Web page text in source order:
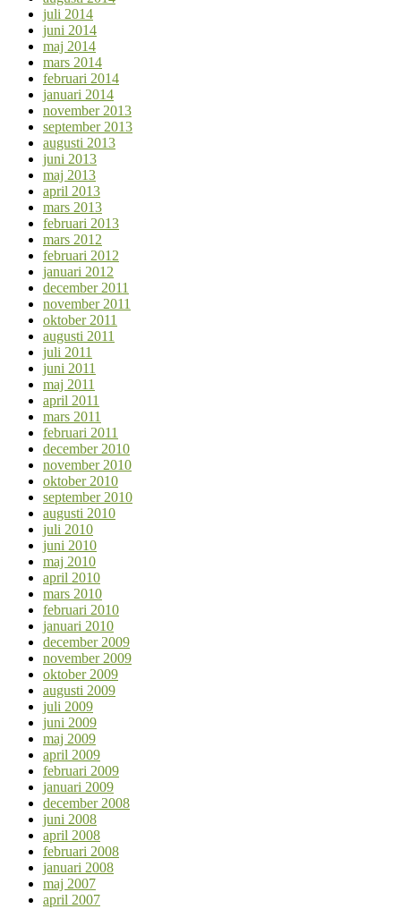
juli 2014
juni 2014
maj 2014
mars 2014
februari 2014
januari 2014
november 2013
september 2013
augusti 2013
juni 2013
maj 2013
april 2013
mars 2013
februari 2013
mars 2012
februari 2012
januari 2012
december 2011
november 2011
oktober 2011
augusti 2011
juli 2011
juni 2011
maj 2011
april 2011
mars 2011
februari 2011
december 2010
november 2010
oktober 2010
september 2010
augusti 2010
juli 2010
juni 2010
maj 2010
april 2010
mars 2010
februari 2010
januari 2010
december 2009
november 2009
oktober 2009
augusti 2009
juli 2009
juni 2009
maj 2009
april 2009
februari 2009
januari 2009
december 2008
juni 2008
april 2008
februari 2008
januari 2008
maj 2007
april 2007